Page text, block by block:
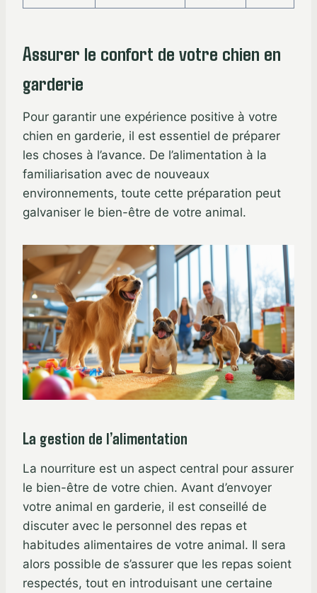
Assurer le confort de votre chien en
garderie
Pour garantir une expérience positive à votre
chien en garderie, il est essentiel de préparer
les choses à l’avance. De l’alimentation à la
familiarisation avec de nouveaux
environnements, toute cette préparation peut
galvaniser le bien-être de votre animal.
La gestion de l’alimentation
La nourriture est un aspect central pour assurer
le bien-être de votre chien. Avant d’envoyer
votre animal en garderie, il est conseillé de
discuter avec le personnel des repas et
habitudes alimentaires de votre animal. Il sera
alors possible de s’assurer que les repas soient
respectés, tout en introduisant une certaine